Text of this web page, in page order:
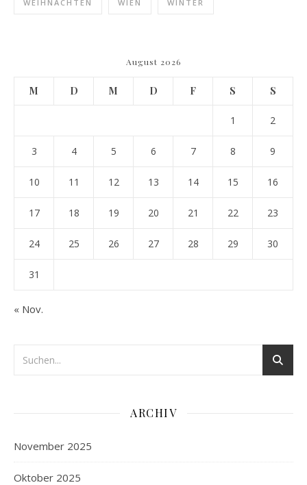
WEIHNACHTEN WIEN WINTER
August 2026
M D M D F S S
1 2
3 4 5 6 7 8 9
10 11 12 13 14 15 16
17 18 19 20 21 22 23
24 25 26 27 28 29 30
31
« Nov.
ARCHIV
November 2025
Oktober 2025